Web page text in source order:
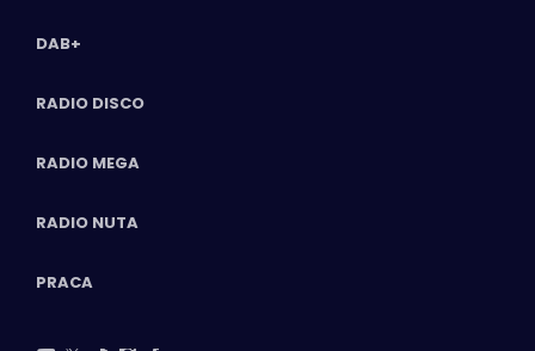
DAB+
RADIO DISCO
RADIO MEGA
RADIO NUTA
PRACA